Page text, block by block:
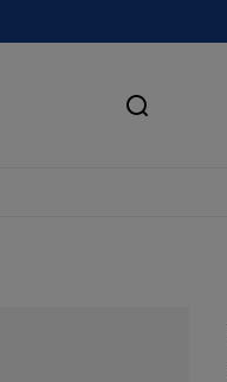
Pretraga